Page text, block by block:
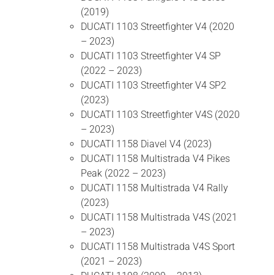
(2019)
DUCATI 1103 Streetfighter V4 (2020
– 2023)
DUCATI 1103 Streetfighter V4 SP
(2022 – 2023)
DUCATI 1103 Streetfighter V4 SP2
(2023)
DUCATI 1103 Streetfighter V4S (2020
– 2023)
DUCATI 1158 Diavel V4 (2023)
DUCATI 1158 Multistrada V4 Pikes
Peak (2022 – 2023)
DUCATI 1158 Multistrada V4 Rally
(2023)
DUCATI 1158 Multistrada V4S (2021
– 2023)
DUCATI 1158 Multistrada V4S Sport
(2021 – 2023)